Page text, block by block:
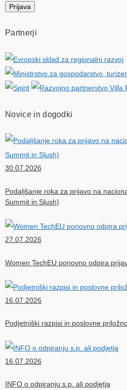
Partnerji
Novice in dogodki
30.07.2026
Podaljšanje roka za prijavo na
Summit in Slush)
27.07.2026
Women TechEU ponovno odpira
16.07.2026
Podjetniški razpisi in poslovne
16.07.2026
INFO o odpiranju s.p. ali podjetja